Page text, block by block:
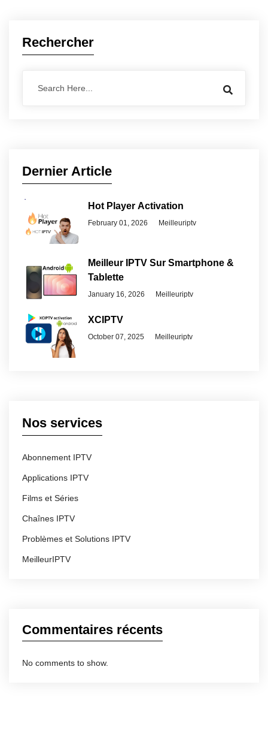
Rechercher
Dernier Article
Hot Player Activation
February 01, 2026 Meilleuriptv
Meilleur IPTV Sur Smartphone &
Tablette
January 16, 2026 Meilleuriptv
XCIPTV
October 07, 2025 Meilleuriptv
Nos services
Abonnement IPTV
Applications IPTV
Films et Séries
Chaînes IPTV
Problèmes et Solutions IPTV
MeilleurIPTV
Commentaires récents
No comments to show.